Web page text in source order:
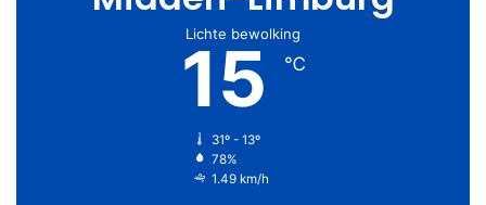
Lichte bewolking
15 ℃
31º - 13º
78%
1.49 km/h